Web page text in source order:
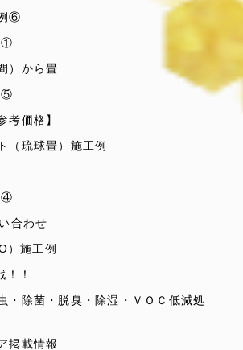
⑥
①
）から畳
⑤
価格】
（琉球畳）施工例
④
合わせ
）施工例
！！
・除菌・脱臭・除湿・ＶＯＣ低減処
掲載情報